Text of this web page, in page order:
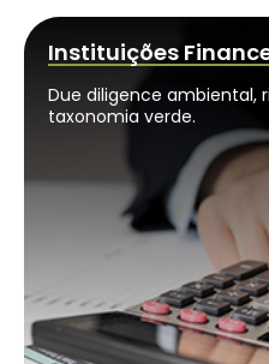
Instituições
Due diligence ambiental,
taxonomia verde.